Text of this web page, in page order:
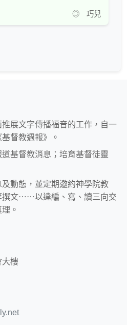
◎ 巧兒
展文字傳播福音的工作，自一
督教週報》。
道基督教消息；培育基督徒靈
動態，並定期邀約神學院教
撰文⋯⋯以達編、寫、讀三向交
。
樓